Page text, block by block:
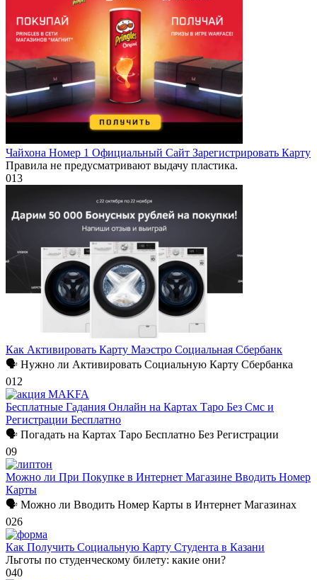
Чайхона Номер 1 Официальный Сайт Зарегистрировать Карту
Правила не предусматривают выдачу пластика.
013
Как Активировать Карту Маэстро Социальная Сбербанк
🗣 Нужно ли Активировать Социальную Карту Сбербанка
012
Бесплатные Гадания Онлайн на Картах Таро Без Смс и
Регистрации Бесплатно
🗣 Погадать на Картах Таро Бесплатно Без Регистрации
09
Можно ли При Покупке в Интернет Магазине Вводить Номер
Карты
🗣 Можно ли Вводить Номер Карты в Интернет Магазинах
026
Как Получить Социальную Карту Студента в Казани
Льготы по студенческому билету: какие они?
040